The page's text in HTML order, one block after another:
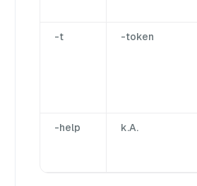
-t -token
-help k.A.